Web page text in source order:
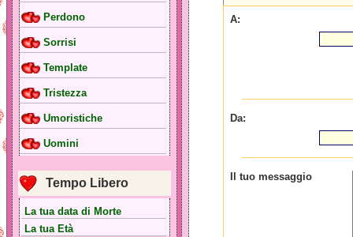
Perdono
Sorrisi
Template
Tristezza
Umoristiche
Uomini
Tempo Libero
La tua data di Morte
La tua Età
A:
Da:
Il tuo messaggio